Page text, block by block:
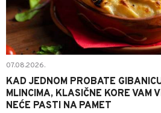
07.08.2026.
KAD JEDNOM PROBATE
MLINCIMA, KLASIČNE KORE VAM
NEĆE PASTI NA PAMET